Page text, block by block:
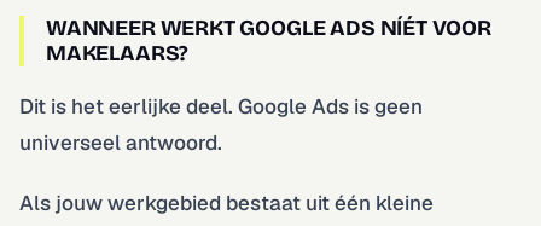
WANNEER WERKT GOOGLE ADS NÍÉT VOOR
MAKELAARS?
Dit is het eerlijke deel. Google Ads is geen
universeel antwoord.
Als jouw werkgebied bestaat uit één kleine